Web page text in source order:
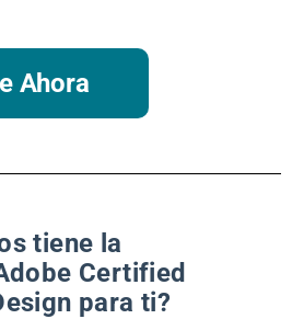
Ahora
tiene la
Certified
para ti?